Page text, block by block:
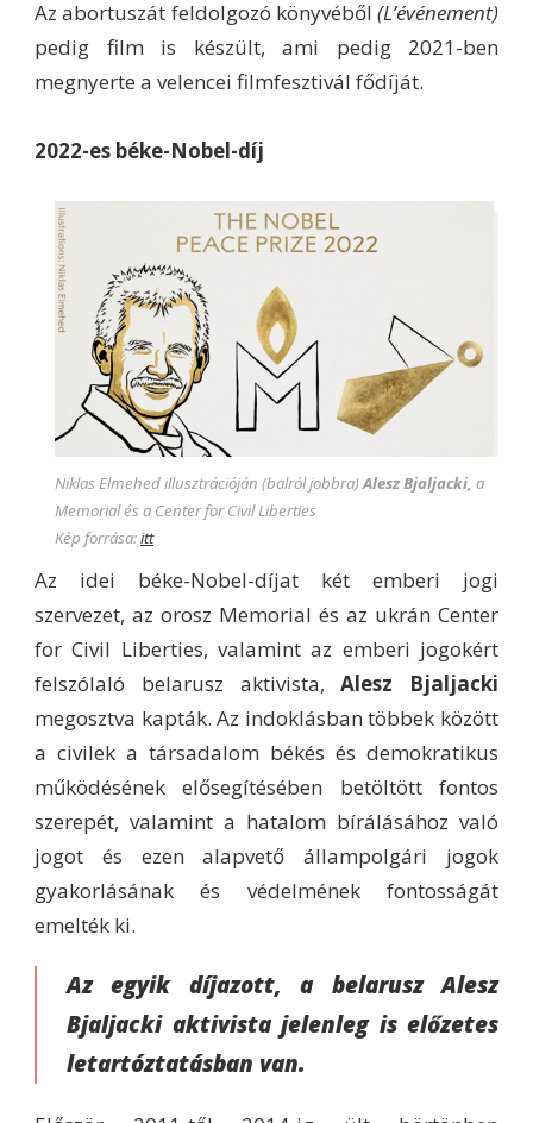
Az abortuszát feldolgozó könyvéből (L’événement)
pedig film is készült, ami pedig 2021-ben
megnyerte a velencei filmfesztivál fődíját.
2022-es béke-Nobel-díj
Niklas Elmehed illusztrációján (balról jobbra)Alesz Bjaljacki, a
Memorial és a Center for Civil Liberties
Kép forrása:itt
Az idei béke-Nobel-díjat két emberi jogi
szervezet, az orosz Memorial és az ukrán Center
for Civil Liberties, valamint az emberi jogokért
felszólaló belarusz aktivista,Alesz Bjaljacki
megosztva kapták. Az indoklásban többek között
a civilek a társadalom békés és demokratikus
működésének elősegítésében betöltött fontos
szerepét, valamint a hatalom bírálásához való
jogot és ezen alapvető állampolgári jogok
gyakorlásának és védelmének fontosságát
emelték ki.
Az egyik díjazott, a belarusz Alesz
Bjaljacki aktivista jelenleg is előzetes
letartóztatásban van.